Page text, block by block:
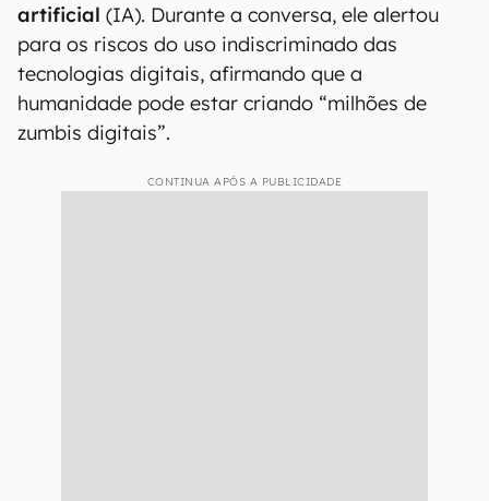
artificial (IA). Durante a conversa, ele alertou
para os riscos do uso indiscriminado das
tecnologias digitais, afirmando que a
humanidade pode estar criando “milhões de
zumbis digitais”.
CONTINUA APÓS A PUBLICIDADE